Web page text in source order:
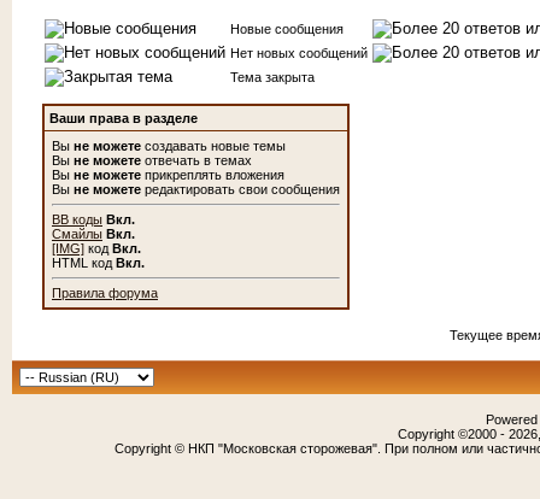
Новые сообщения
Нет новых сообщений
Тема закрыта
Ваши права в разделе
Вы не можете создавать новые темы
Вы не можете отвечать в темах
Вы не можете прикреплять вложения
Вы не можете редактировать свои сообщения
BB коды Вкл.
Смайлы Вкл.
[IMG] код Вкл.
HTML код Вкл.
Правила форума
Текущее
Copyright ©2000 -
Copyright © НКП "Московская сторожевая". При полном или